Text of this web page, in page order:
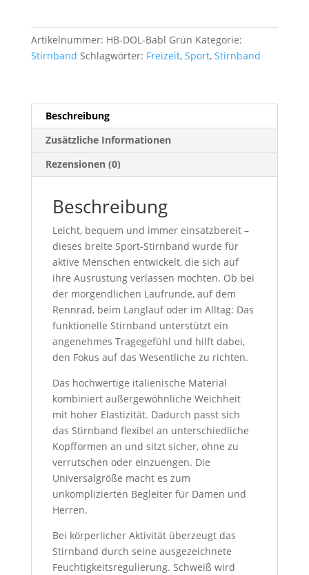
696
Alltag
Menge
Artikelnummer: HB-DOL-Babl Grün Kategorie:
Stirnband Schlagwörter: Freizeit, Sport, Stirnband
Beschreibung
Zusätzliche Informationen
Rezensionen (0)
Beschreibung
Leicht, bequem und immer einsatzbereit –
dieses breite Sport-Stirnband wurde für
aktive Menschen entwickelt, die sich auf
ihre Ausrüstung verlassen möchten. Ob bei
der morgendlichen Laufrunde, auf dem
Rennrad, beim Langlauf oder im Alltag: Das
funktionelle Stirnband unterstützt ein
angenehmes Tragegefühl und hilft dabei,
den Fokus auf das Wesentliche zu richten.
Das hochwertige italienische Material
kombiniert außergewöhnliche Weichheit
mit hoher Elastizität. Dadurch passt sich
das Stirnband flexibel an unterschiedliche
Kopfformen an und sitzt sicher, ohne zu
verrutschen oder einzuengen. Die
Universalgröße macht es zum
unkomplizierten Begleiter für Damen und
Herren.
Bei körperlicher Aktivität überzeugt das
Stirnband durch seine ausgezeichnete
Feuchtigkeitsregulierung. Schweiß wird